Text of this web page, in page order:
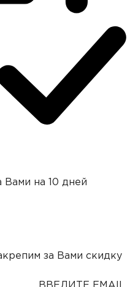
Вами на 10 дней
за Вами скидку